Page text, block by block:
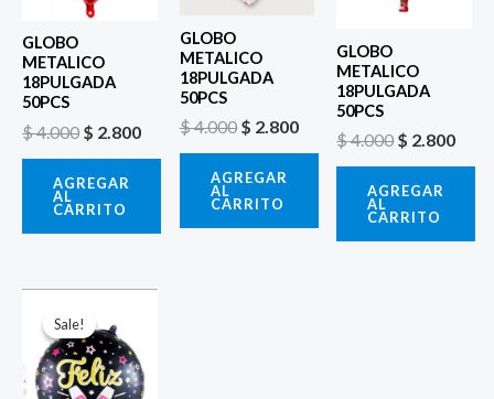
GLOBO
METALICO
18PULGADA
50PCS
$4.000
$ 4.000.
$ 2.800
AGREGAR
AL
CARRITO
GLOBO
METALICO
18PULGADA
50PCS
$4.000
$ 4.000.
$ 2.800
AGREGAR
AL
CARRITO
GLOBO
METALICO
18PULGADA
50PCS
$4.000
$ 4.000.
$ 2.800
AGREGAR
AL
CARRITO
Sale!
Sale!precio
original
era:
$ 4.000.
es:
$ 2.800.